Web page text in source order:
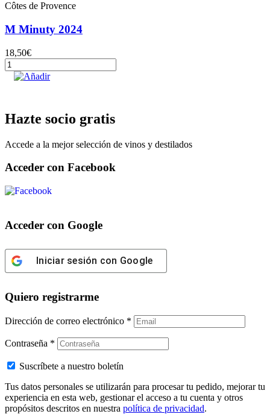
Côtes de Provence
M Minuty 2024
18,50€
M
MinutyAñadir
Hazte socio gratis
Accede a la mejor selección de vinos y destilados
Acceder con Facebook
Acceder con Google
Iniciar sesión con Google
Quiero registrarme
Dirección de correo electrónico *
Contraseña *
Suscríbete a nuestro boletín
Tus datos personales se utilizarán para procesar tu pedido, mejorar tu
experiencia en esta web, gestionar el acceso a tu cuenta y otros
propósitos descritos en nuestra política de privacidad.